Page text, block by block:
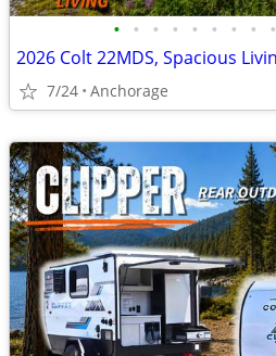
• • • • • • • • •
7/24 Anchorage